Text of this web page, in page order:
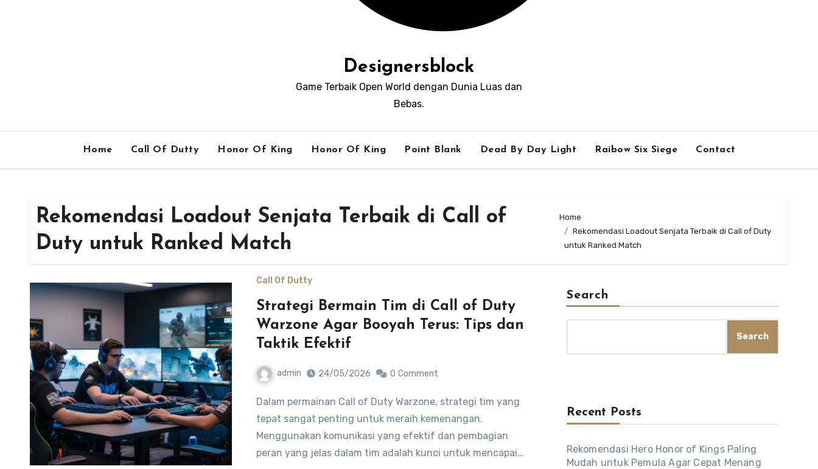
Designersblock
Game Terbaik Open World dengan Dunia Luas dan
Bebas.
Home Call Of Dutty Honor Of King Honor Of King Point Blank Dead By Day Light Raibow Six Siege Contact
Rekomendasi Loadout Senjata Terbaik di Call of
Duty untuk Ranked Match
Home
Rekomendasi Loadout Senjata Terbaik di Call of Duty
untuk Ranked Match
Call Of Dutty
Strategi Bermain Tim di Call of Duty
Warzone Agar Booyah Terus: Tips dan
Taktik Efektif
admin 24/05/2026 0 Comment
Dalam permainan Call of Duty Warzone, strategi tim yang
tepat sangat penting untuk meraih kemenangan.
Menggunakan komunikasi yang efektif dan pembagian
peran yang jelas dalam tim adalah kunci untuk mencapai…
Search
Search
Recent Posts
Rekomendasi Hero Honor of Kings Paling
Mudah untuk Pemula Agar Cepat Menang